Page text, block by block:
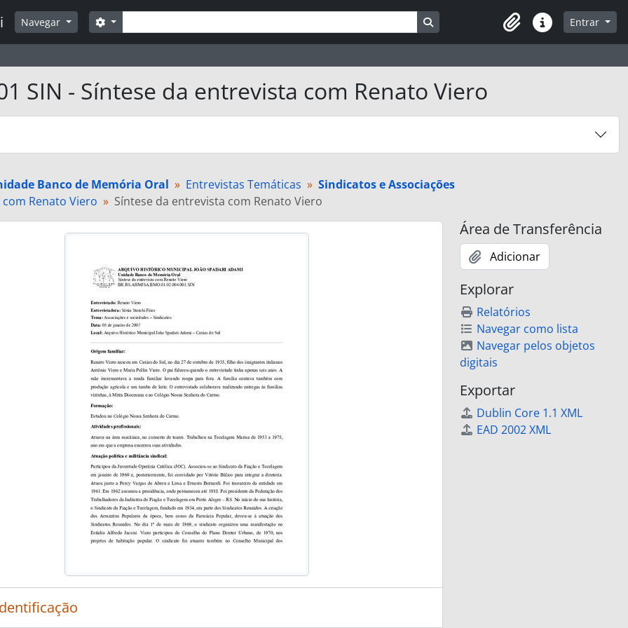
Navegar Buscar
Opções de busca Busque na página de navegação
Atalhos Entrar
SIN - Síntese da entrevista com Renato Viero
Banco de Memória Oral Entrevistas Temáticas
Sindicatos e Associações
Renato Viero
Síntese da entrevista com Renato Viero
Área de Transferência
Adicionar
Explorar
Relatórios
Navegar como lista
Navegar pelos objetos
digitais
Exportar
Dublin Core 1.1 XML
EAD 2002 XML